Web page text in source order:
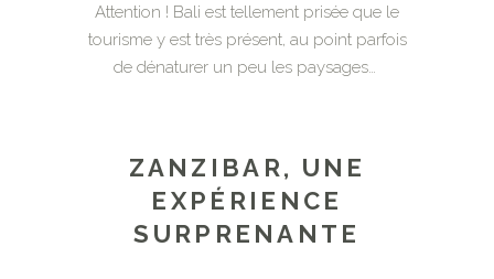
Attention ! Bali est tellement prisée que le
tourisme y est très présent, au point parfois
de dénaturer un peu les paysages…
ZANZIBAR, UNE
EXPÉRIENCE
SURPRENANTE